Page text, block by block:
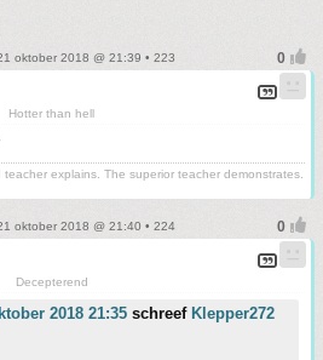
oktober 2018 @ 21:39 • 223
Hotter than hell
explains. The superior teacher demonstrates.
oktober 2018 @ 21:40 • 224
Decepterend
2018 21:35 schreef Klepper272